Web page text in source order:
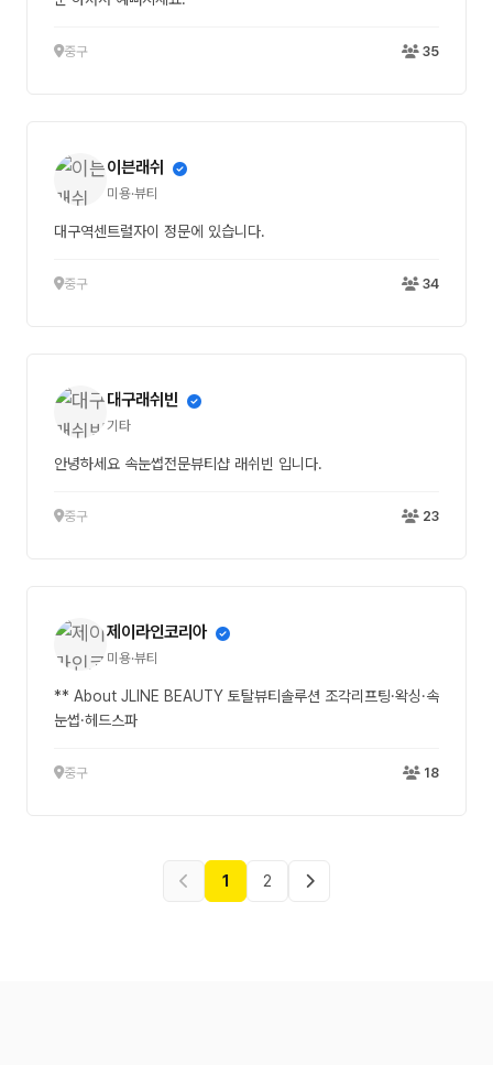
중구 35
이븐래쉬
미용·뷰티
대구역센트럴자이 정문에 있습니다.
중구 34
대구래쉬빈
기타
안녕하세요 속눈썹전문뷰티샵 래쉬빈 입니다.
중구 23
제이라인코리아
미용·뷰티
** About JLINE BEAUTY 토탈뷰티솔루션 조각리프팅·왁싱·속
눈썹·헤드스파
중구 18
1 2